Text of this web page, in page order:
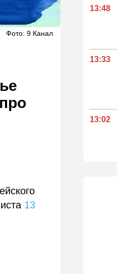
Фото: 9 Канал
13
13:48
13:33
13:02